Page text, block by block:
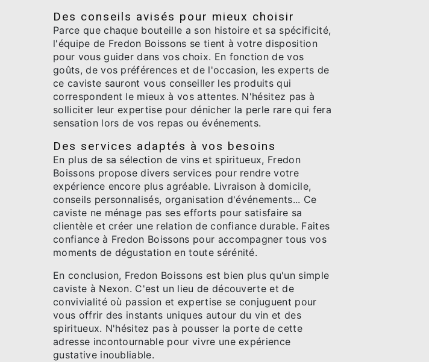
Des conseils avisés pour mieux choisir
Parce que chaque bouteille a son histoire et sa spécificité,
l'équipe de Fredon Boissons se tient à votre disposition
pour vous guider dans vos choix. En fonction de vos
goûts, de vos préférences et de l'occasion, les experts de
ce caviste sauront vous conseiller les produits qui
correspondent le mieux à vos attentes. N'hésitez pas à
solliciter leur expertise pour dénicher la perle rare qui fera
sensation lors de vos repas ou événements.
Des services adaptés à vos besoins
En plus de sa sélection de vins et spiritueux, Fredon
Boissons propose divers services pour rendre votre
expérience encore plus agréable. Livraison à domicile,
conseils personnalisés, organisation d'événements... Ce
caviste ne ménage pas ses efforts pour satisfaire sa
clientèle et créer une relation de confiance durable. Faites
confiance à Fredon Boissons pour accompagner tous vos
moments de dégustation en toute sérénité.
En conclusion, Fredon Boissons est bien plus qu'un simple
caviste à Nexon. C'est un lieu de découverte et de
convivialité où passion et expertise se conjuguent pour
vous offrir des instants uniques autour du vin et des
spiritueux. N'hésitez pas à pousser la porte de cette
adresse incontournable pour vivre une expérience
gustative inoubliable.